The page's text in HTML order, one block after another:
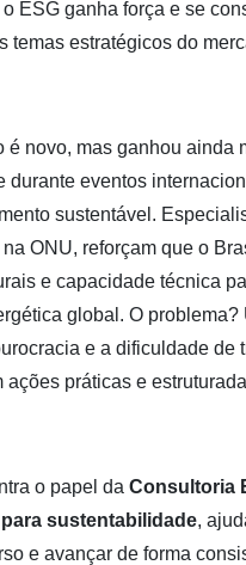
ESG ganha força e se
temas estratégicos do
é novo, mas ganhou ainda
durante eventos
sustentável.
ONU, reforçam que o
e capacidade técnica
global. O problema?
e a dificuldade de
ações práticas e
o papel da Consultoria
sustentabilidade,
e avançar de forma